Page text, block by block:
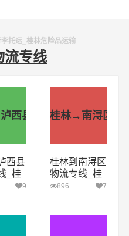
托运_桂林危险品运输
流专线
西县
西县
_桂
县货
9
桂林→南浔区
桂林到南浔区
物流专线_桂
林到南浔区货
896 7